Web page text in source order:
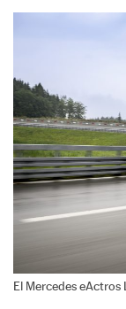
El Mercedes